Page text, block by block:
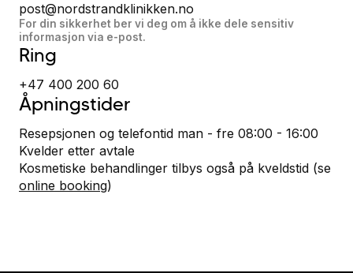
post@nordstrandklinikken.no
For din sikkerhet ber vi deg om å ikke dele sensitiv
informasjon via e-post.
Ring
+47 400 200 60
Åpningstider
Resepsjonen og telefontid man - fre 08:00 - 16:00
Kvelder etter avtale
Kosmetiske behandlinger tilbys også på kveldstid (se
online booking)